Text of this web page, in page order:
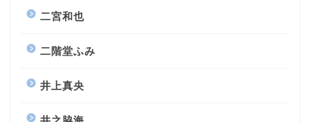
二宮和也
二階堂ふみ
井上真央